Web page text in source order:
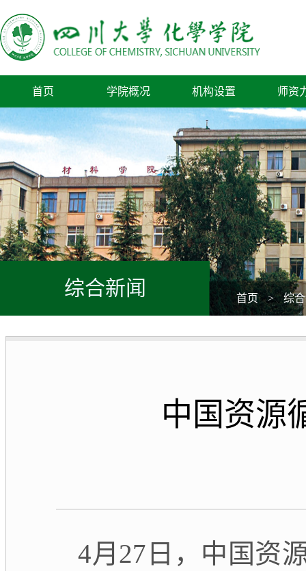
首页 学院概况 机构设置 师资
综合新闻 首页 > 综
中国资源
4月27日，中国资